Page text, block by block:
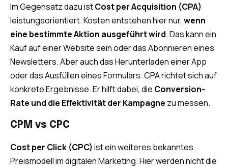
Im Gegensatz dazu istCost per Acquisition (CPA)
leistungsorientiert. Kosten entstehen hier nur, wenn
eine bestimmte Aktion ausgeführt wird. Das kann ein
Kauf auf einer Website sein oder das Abonnieren eines
Newsletters. Aber auch das Herunterladen einer App
oder das Ausfüllen eines Formulars. CPA richtet sich auf
konkrete Ergebnisse. Er hilft dabei, die Conversion-
Rate und die Effektivität der Kampagne zu messen.
CPM vs CPC
Cost per Click (CPC) ist ein weiteres bekanntes
Preismodell im digitalen Marketing. Hier werden nicht die